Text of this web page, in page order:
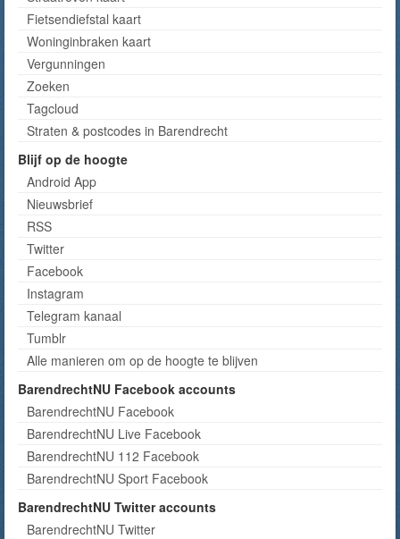
Fietsendiefstal kaart
Woninginbraken kaart
Vergunningen
Zoeken
Tagcloud
Straten & postcodes in Barendrecht
Blijf op de hoogte
Android App
Nieuwsbrief
RSS
Twitter
Facebook
Instagram
Telegram kanaal
Tumblr
Alle manieren om op de hoogte te blijven
BarendrechtNU Facebook accounts
BarendrechtNU Facebook
BarendrechtNU Live Facebook
BarendrechtNU 112 Facebook
BarendrechtNU Sport Facebook
BarendrechtNU Twitter accounts
BarendrechtNU Twitter